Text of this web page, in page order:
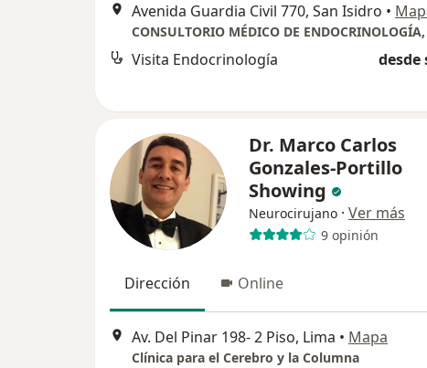
Avenida Guardia Civil 770, San Isidro •
Visita Endocrinología desde
Dr. Marco Carlos
Gonzales-Portillo
Showing
Neurocirujano · Ver más
9 opinión
Dirección Online
Av. Del Pinar 198- 2 Piso, Lima • Mapa
Clínica para el Cerebro y la Columna